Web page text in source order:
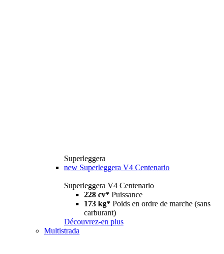
Superleggera
new Superleggera V4 Centenario
Superleggera V4 Centenario
228 cv* Puissance
173 kg* Poids en ordre de marche (sans
carburant)
Découvrez-en plus
Multistrada